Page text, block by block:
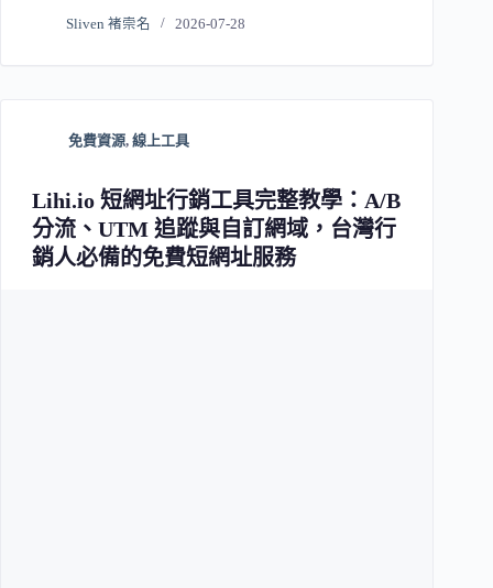
Sliven 褚崇名 2026-07-28
免費資源, 線上工具
Lihi.io 短網址行銷工具完整教學：A/B
分流、UTM 追蹤與自訂網域，台灣行
銷人必備的免費短網址服務